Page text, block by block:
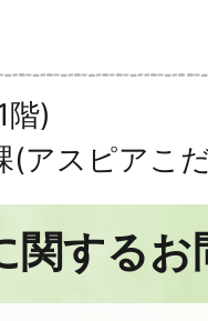
階)
(アスピアこ
関する